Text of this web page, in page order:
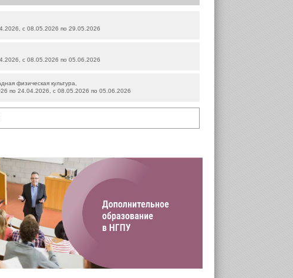
с 08.05.2026 по 29.05.2026
с 08.05.2026 по 05.06.2026
физическая культура,
по 24.04.2026, с 08.05.2026 по 05.06.2026